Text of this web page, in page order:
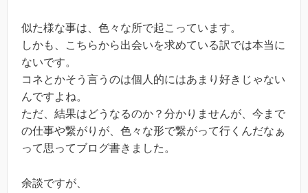
似た様な事は、色々な所で起こっています。
しかも、こちらから出会いを求めている訳では本当に
ないです。
コネとかそう言うのは個人的にはあまり好きじゃない
んですよね。
ただ、結果はどうなるのか？分かりませんが、今まで
の仕事や繋がりが、色々な形で繋がって行くんだなぁ
って思ってブログ書きました。
余談ですが、